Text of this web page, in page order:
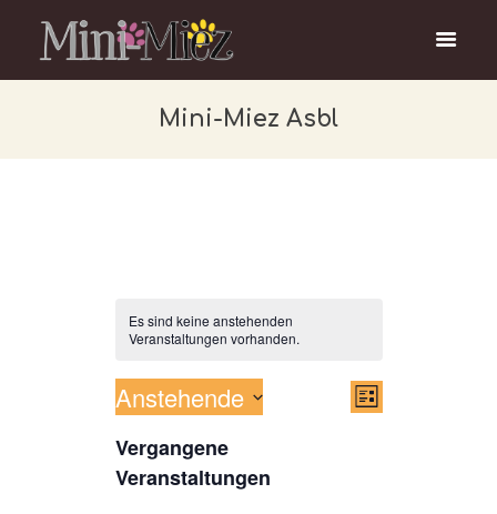
Mini-Miez Asbl
Es sind keine anstehenden
Veranstaltungen vorhanden.
AV
L
Anstehende
a
t
u
Vergangene
Veranstaltungen